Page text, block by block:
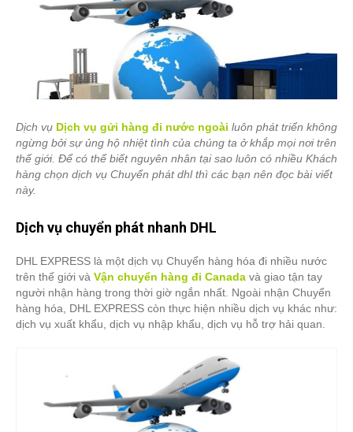
Dịch vụ Dịch vụ gửi hàng đi nước ngoài luôn phát triển không
ngừng bởi sự ủng hộ nhiệt tình của chúng ta ở khắp mọi nơi trên
thế giới. Để có thể biết nguyên nhân tại sao luôn có nhiều Khách
hàng chọn dịch vụ Chuyển phát dhlthì các bạn nên đọc bài viết
này.
Dịch vụ chuyển phát nhanh DHL
DHL EXPRESS là một dịch vụ Chuyển hàng hóa đi nhiều nước
trên thế giới và Vận chuyển hàng đi Canada và giao tận tay
người nhận hàng trong thời giờ ngắn nhất. Ngoài nhận Chuyển
hàng hóa, DHL EXPRESS còn thực hiện nhiều dịch vụ khác như:
dịch vụ xuất khẩu, dịch vụ nhập khẩu, dịch vụ hỗ trợ hải quan.